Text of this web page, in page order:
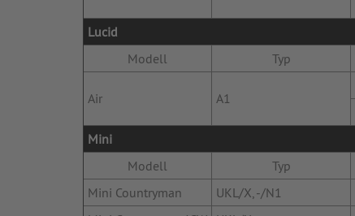
Lucid
Modell
Typ
Air A1
Mini
Modell
Typ
Mini Countryman
UKL/X, -/N1